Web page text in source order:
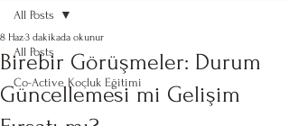
All Posts
Co-Active Koçluk Eğitimi
All Posts
Birebir Görüşmeler: Durum
Güncellemesi mi Gelişim
8 Haz3 dakikada okunur